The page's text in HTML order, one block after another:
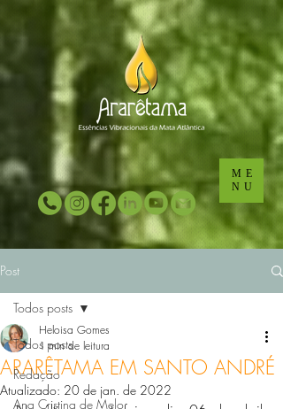
ME
NU
Post
Todos posts
Redação
Ana Cristina de Melo
Todos posts
ARARÊTAMA EM SANTO ANDRÉ
Heloisa Gomes
1 min de leitura
Atualizado: 20 de jan. de 2022